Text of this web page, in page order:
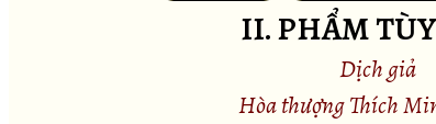
II. PHẨM
Dịch giả
Hòa thượng Thích